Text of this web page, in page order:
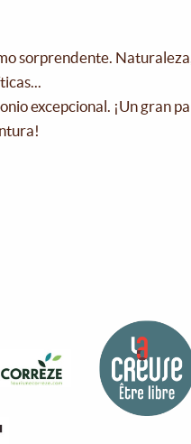
sorprendente.
excepcional. ¡Un gran